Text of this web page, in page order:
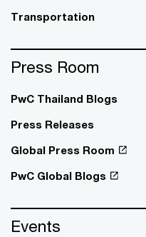
Transportation
Press Room
PwC Thailand Blogs
Press Releases
Global Press Room
PwC Global Blogs
Events